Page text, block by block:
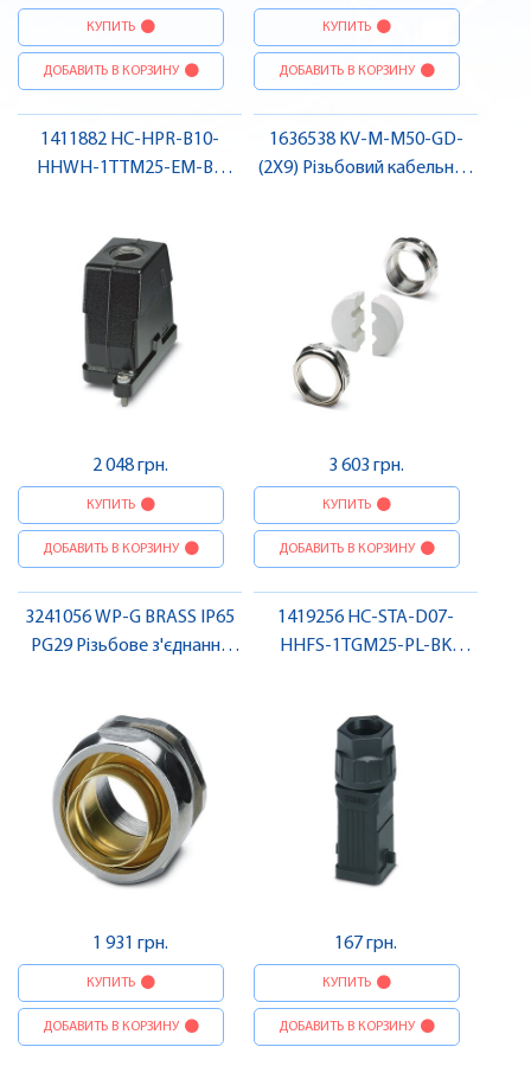
КУПИТЬ
ДОБАВИТЬ В КОРЗИНУ
КУПИТЬ
ДОБАВИТЬ В КОРЗИНУ
1411882 HC-HPR-B10-
HHWH-1TTM25-EM-BK
2 048 грн.
КУПИТЬ
ДОБАВИТЬ В КОРЗИНУ
1636538 KV-M-M50-GD-
(2X9) Різьбовий кабельний
3 603 грн.
КУПИТЬ
ДОБАВИТЬ В КОРЗИНУ
3241056 WP-G BRASS IP65
PG29 Різьбове з'єднання
1 931 грн.
КУПИТЬ
ДОБАВИТЬ В КОРЗИНУ
1419256 HC-STA-D07-
HHFS-1TGM25-PL-BK
167 грн.
КУПИТЬ
ДОБАВИТЬ В КОРЗИНУ